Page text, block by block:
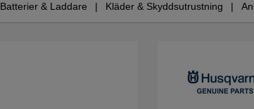
Batterier & Laddare Kläder & Skyddsutrustning